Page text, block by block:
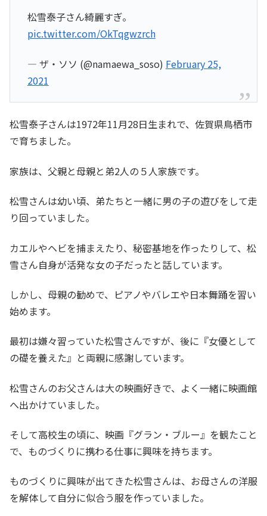
松雪泰子さん綺麗すぎ。
pic.twitter.com/OkTqgwzrch
— ザ・ソソ (@namaewa_soso) February 25,
2021
松雪泰子さんは1972年11月28日生まれで、佐賀県鳥栖市
で育ちました。
家族は、父親と母親と弟2人の５人家族です。
松雪さんは幼い頃、弟たちと一緒に男の子の遊びをして走
り回っていました。
カエルやヘビを捕まえたり、秘密基地を作ったりして、松
雪さん自身が活発な女の子だったと話しています。
しかし、母親の勧めで、ピアノやバレエや日本舞踊を習い
始めます。
最初は嫌々習っていた松雪さんですが、後に『女優として
の礎を養えた』と両親に感謝しています。
松雪さんのお父さんは大の映画好きで、よく一緒に映画館
へ出かけていました。
そして高校生の頃に、映画『グラン・ブルー』を観たこと
で、ものづくりに携わる仕事に興味を持ちます。
ものづくりに興味が出てきた松雪さんは、お母さんの洋服
を解体して自分に似合う服を作っていました。